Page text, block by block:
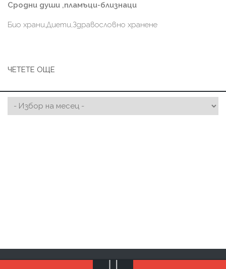
Сродни души ,пламъци-близнаци
Био храни,Диети,Здравословно хранене
ЧЕТЕТЕ ОЩЕ